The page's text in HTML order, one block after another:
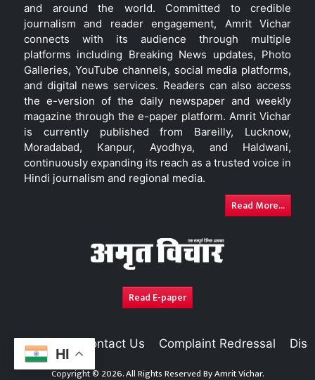
HI
and around the world. Committed to credible
journalism and reader engagement, Amrit Vichar
connects with its audience through multiple
platforms including Breaking News updates, Photo
Galleries, YouTube channels, social media platforms,
and digital news services. Readers can also access
the e-version of the daily newspaper and weekly
magazine through the e-paper platform. Amrit Vichar
is currently published from Bareilly, Lucknow,
Moradabad, Kanpur, Ayodhya, and Haldwani,
continuously expanding its reach as a trusted voice in
Hindi journalism and regional media.
Read More...
Read E-paper
About Us Contact Us Complaint Redressal
Copyright © 2026. All Rights Reserved ByAmrit Vichar.